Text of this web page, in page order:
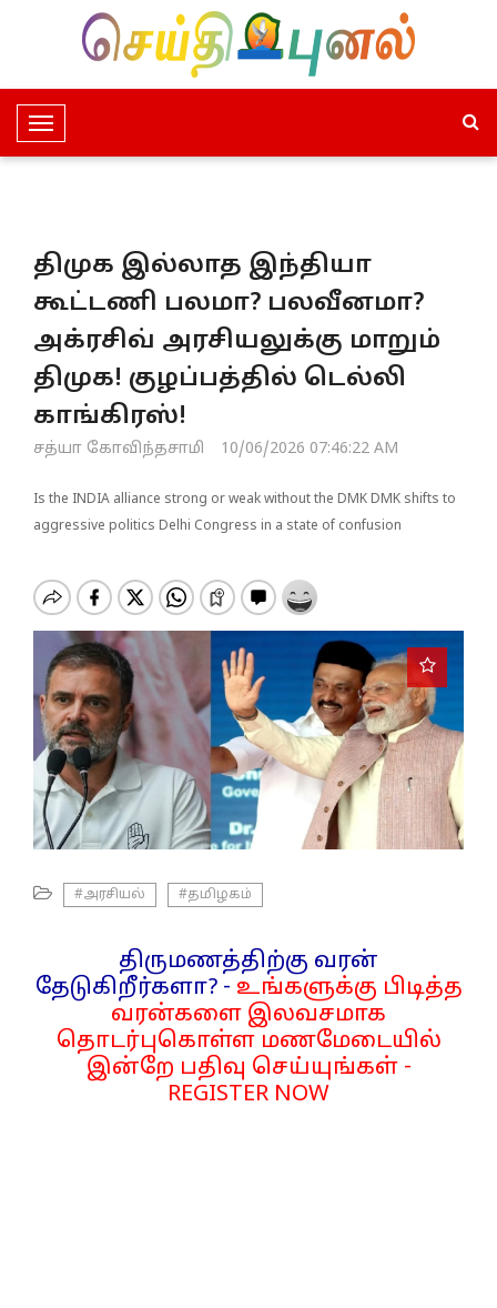
T
o
e
a
v
g
a
t
o
n
திமுக இல்லாத இந்தியா
கூட்டணி பலமா? பலவீனமா?
அக்ரசிவ் அரசியலுக்கு மாறும்
திமுக! குழப்பத்தில் டெல்லி
காங்கிரஸ்!
சத்யா கோவிந்தசாமி 10/06/2026 07:46:22 AM
Is the INDIA alliance strong or weak without the DMK DMK shifts to
aggressive politics Delhi Congress in a state of confusion
#அரசியல் #தமிழகம்
திருமணத்திற்கு வரன்
தேடுகிறீர்களா? - உங்களுக்கு பிடித்த
வரன்களை இலவசமாக
தொடர்புகொள்ள மணமேடையில்
இன்றே பதிவு செய்யுங்கள் -
REGISTER NOW